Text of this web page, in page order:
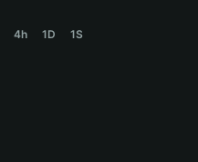
4h 1D 1S